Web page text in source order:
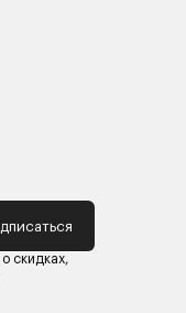
скидках,